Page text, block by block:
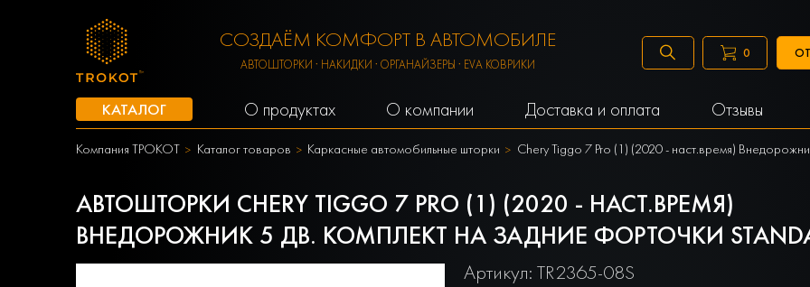
СОЗДАЁМ КОМФОРТ В АВТОМОБИЛЕ
АВТОШТОРКИ · НАКИДКИ · ОРГАНАЙЗЕРЫ · EVA КОВРИКИ
0
КАТАЛОГ О продуктах О компании Доставка и оплата Отзывы
Компания ТРОКОТ Каталог товаров Каркасные автомобильные шторки Chery Tiggo 7 Pro (1) (2020 - наст.время)
АВТОШТОРКИ CHERY TIGGO 7 PRO (1) (2020 - НАСТ.ВРЕМЯ)
ВНЕДОРОЖНИК 5 ДВ. КОМПЛЕКТ НА ЗАДНИЕ ФОРТОЧКИ
Артикул: TR2365-08S